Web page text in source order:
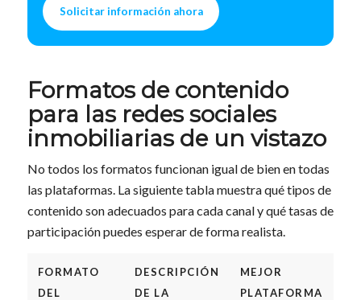
Solicitar información ahora
Formatos de contenido
para las redes sociales
inmobiliarias de un vistazo
No todos los formatos funcionan igual de bien en todas
las plataformas. La siguiente tabla muestra qué tipos de
contenido son adecuados para cada canal y qué tasas de
participación puedes esperar de forma realista.
FORMATO
DEL
DESCRIPCIÓN
DE LA
MEJOR
PLATAFORMA